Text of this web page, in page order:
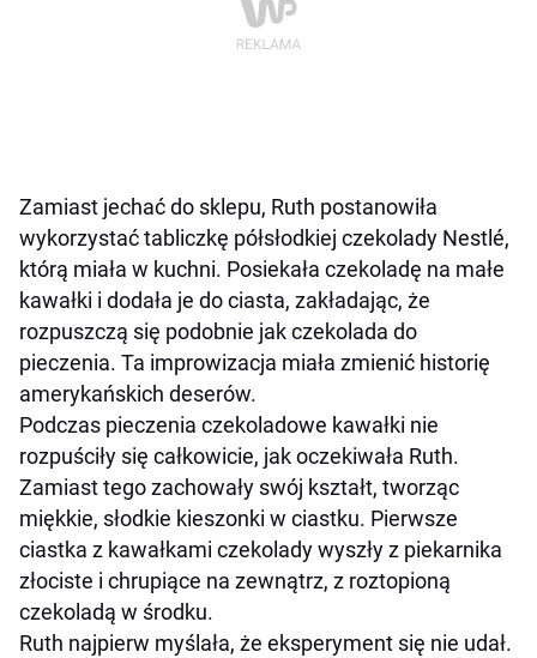
Zamiast jechać do sklepu, Ruth postanowiła
wykorzystać tabliczkę półsłodkiej czekolady Nestlé,
którą miała w kuchni. Posiekała czekoladę na małe
kawałki i dodała je do ciasta, zakładając, że
rozpuszczą się podobnie jak czekolada do
pieczenia. Ta improwizacja miała zmienić historię
amerykańskich deserów.
Podczas pieczenia czekoladowe kawałki nie
rozpuściły się całkowicie, jak oczekiwała Ruth.
Zamiast tego zachowały swój kształt, tworząc
miękkie, słodkie kieszonki w ciastku. Pierwsze
ciastka z kawałkami czekolady wyszły z piekarnika
złociste i chrupiące na zewnątrz, z roztopioną
czekoladą w środku.
Ruth najpierw myślała, że eksperyment się nie udał.